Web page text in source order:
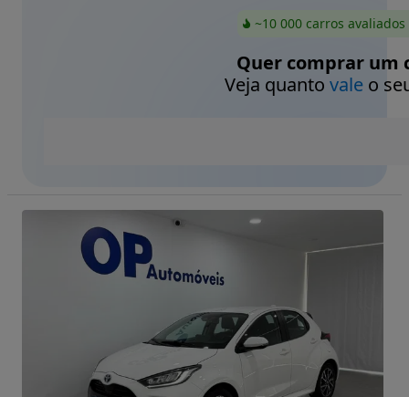
~10 000 carros
Quer comprar um
Veja quanto valeo